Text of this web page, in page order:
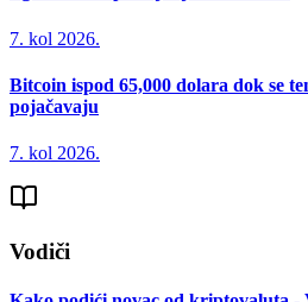
7. kol 2026.
Bitcoin ispod 65,000 dolara dok se
pojačavaju
7. kol 2026.
Vodiči